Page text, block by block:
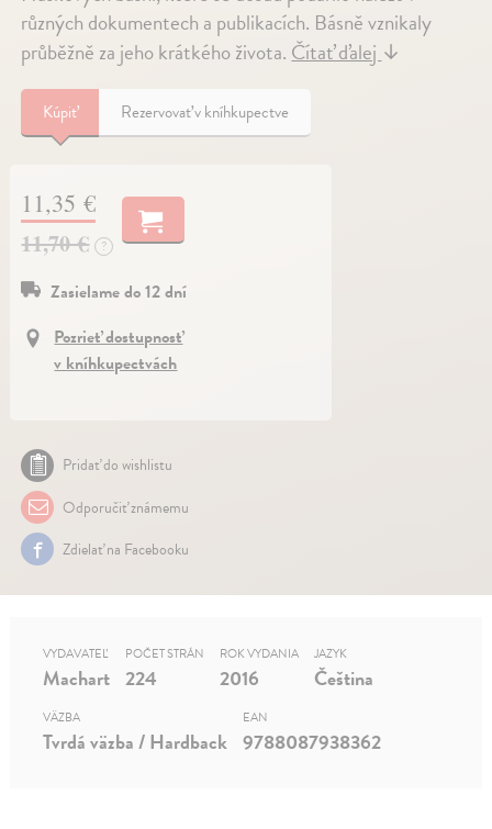
různých dokumentech a publikacích. Básně vznikaly
průběžně za jeho krátkého života.Čítať ďalej↓
Kúpiť Rezervovať v kníhkupectve
11,35 €
11,70 €
?
Zasielame do 12 dní
Pozrieť dostupnosť
v kníhkupectvách
Pridať do wishlistu
Odporučiť známemu
Zdielať na Facebooku
VYDAVATEĽ
Machart
POČET STRÁN
224
ROK VYDANIA
2016
JAZYK
Čeština
VÄZBA
Tvrdá väzba / Hardback
EAN
9788087938362